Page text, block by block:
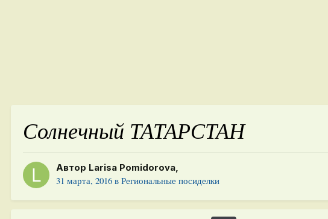
Солнечный ТАТАРСТАН
Автор Larisa Pomidorova,
31 марта, 2016 вРегиональные посиделки